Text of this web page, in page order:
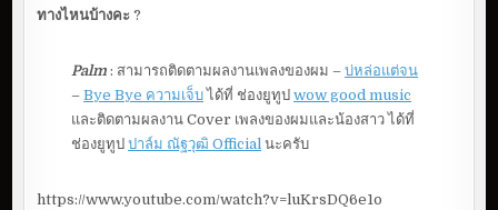
ทางไหนบ้างคะ?
Palm: สามารถติดตามผลงานเพลงของผม –บ่หล่อแต่จน
–Bye Bye ความเจ็บได้ที่ ช่องยูทูปwow good music
และติดตามผลงาน Cover เพลงของผมและน้องสาว ได้ที่
ช่องยูทูปปาล์ม ณัฐวุฒิ Official นะครับ
https://www.youtube.com/watch?v=luKrsDQ6e1o